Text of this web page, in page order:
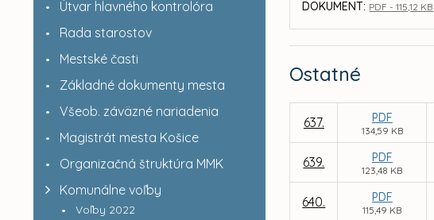
Útvar hlavného kontrolóra
Rada starostov
Mestské časti
Základné dokumenty mesta
Všeob. záväzné nariadenia
Magistrát mesta Košice
Organizačná štruktúra MMK
Komunálne voľby
Voľby 2022
DOKUMENT: PDF - 115,12 KB
Ostatné
637. PDF
134,59 KB
639. PDF
123,48 KB
640. PDF
115,49 KB